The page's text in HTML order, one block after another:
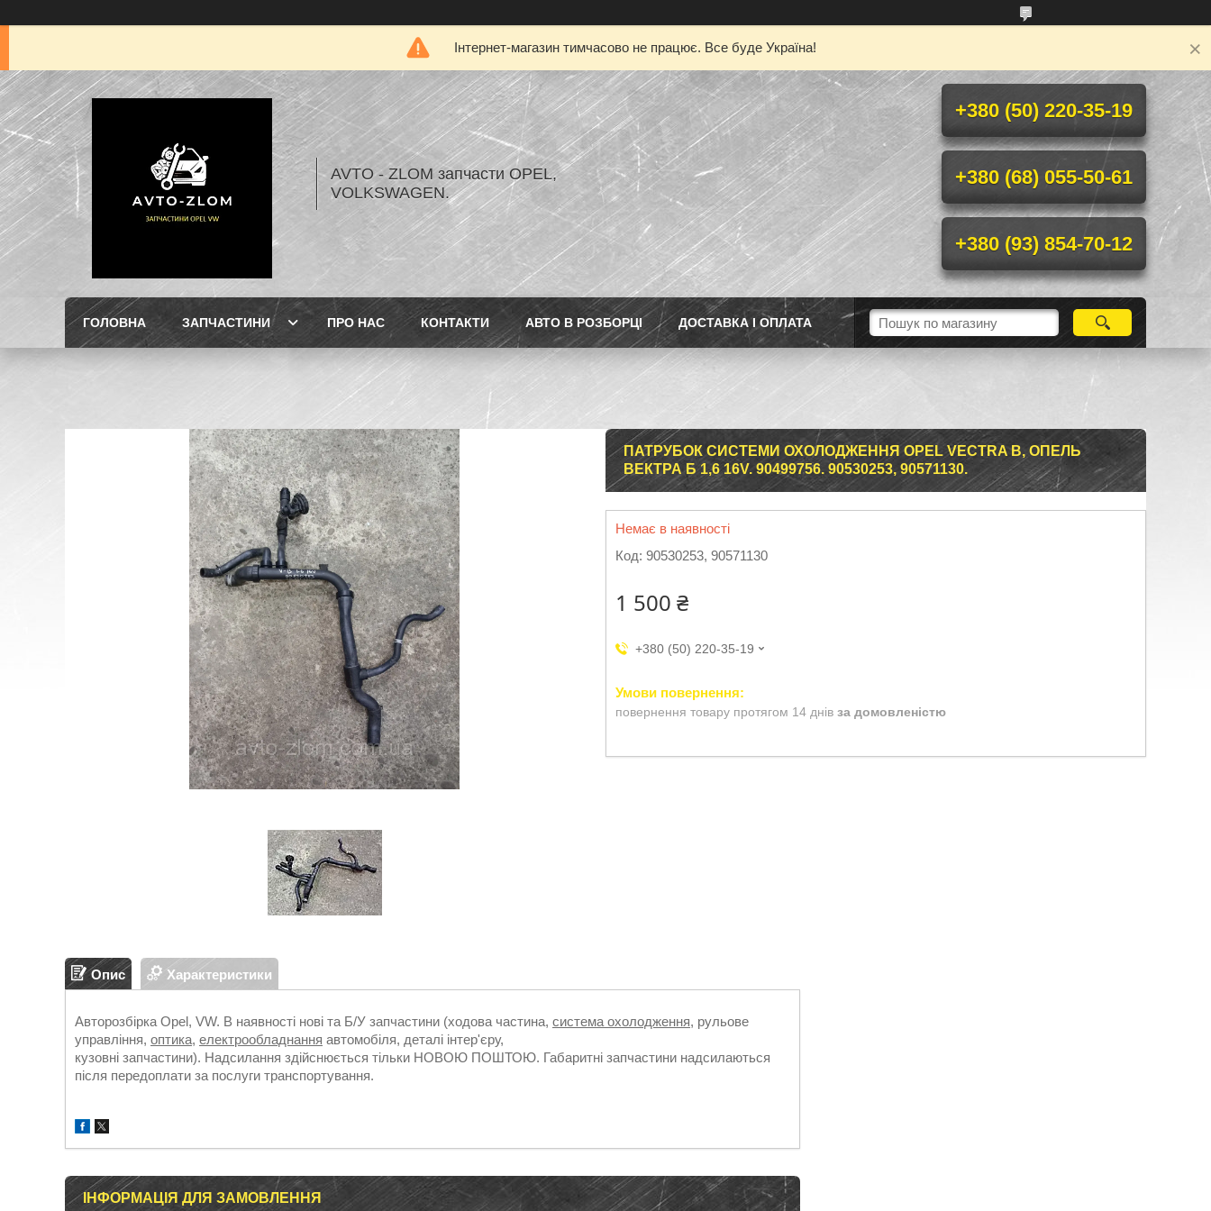
Інтернет-магазин тимчасово не працює. Все буде Україна!
AVTO - ZLOM запчасти OPEL,
VOLKSWAGEN.
+380 (50) 220-35-19
+380 (68) 055-50-61
+380 (93) 854-70-12
ГОЛОВНА ЗАПЧАСТИНИ ПРО НАС КОНТАКТИ АВТО В РОЗБОРЦІ ДОСТАВКА І ОПЛАТА
ПАТРУБОК СИСТЕМИ ОХОЛОДЖЕННЯ OPEL VECTRA B, ОПЕЛЬ
ВЕКТРА Б 1,6 16V. 90499756. 90530253, 90571130.
Немає в наявності
Код: 90530253, 90571130
1 500 ₴
+380 (50) 220-35-19
повернення товару протягом 14 днів за домовленістю
Опис Характеристики
Авторозбірка Opel, VW. В наявності нові та Б/У запчастини (ходова частина, система охолодження, рульове
управління, оптика, електрообладнання автомобіля, деталі інтер'єру,
кузовні запчастини). Надсилання здійснюється тільки НОВОЮ ПОШТОЮ. Габаритні запчастини надсилаються
після передоплати за послуги транспортування.
ІНФОРМАЦІЯ ДЛЯ ЗАМОВЛЕННЯ